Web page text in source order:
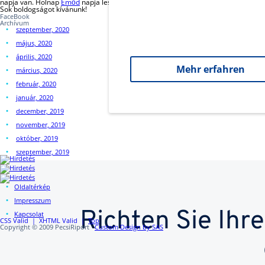
Mehr erfahren
Richten Sie
napja van. Holnap Emőd napja lesz.
Sok boldogságot kívánunk!
FaceBook
Archívum
szeptember, 2020
május, 2020
április, 2020
március, 2020
február, 2020
január, 2020
december, 2019
november, 2019
október, 2019
szeptember, 2019
Oldaltérkép
Impresszum
Kapcsolat
CSS Valid |XHTML Valid |Top
Copyright © 2009 PecsiRiportCustom Design by SAS